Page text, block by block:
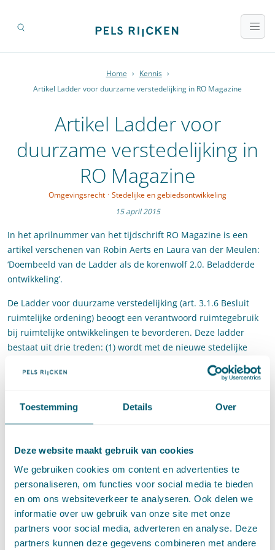
Toestemming Details Over
Deze website maakt gebruik van cookies
We gebruiken cookies om content en advertenties te
personaliseren, om functies voor social media te bieden
en om ons websiteverkeer te analyseren. Ook delen we
informatie over uw gebruik van onze site met onze
partners voor social media, adverteren en analyse. Deze
partners kunnen deze gegevens combineren met andere
Home › Kennis ›
Artikel Ladder voor duurzame verstedelijking in RO Magazine
Artikel Ladder voor
duurzame verstedelijking in
RO Magazine
Omgevingsrecht · Stedelijke en gebiedsontwikkeling
15 april 2015
In het aprilnummer van het tijdschrift RO Magazine is een
artikel verschenen van Robin Aerts en Laura van der Meulen:
‘Doembeeld van de Ladder als de korenwolf 2.0. Beladderde
ontwikkeling’.
De Ladder voor duurzame verstedelijking (art. 3.1.6 Besluit
ruimtelijke ordening) beoogt een verantwoord ruimtegebruik
bij ruimtelijke ontwikkelingen te bevorderen. Deze ladder
bestaat uit drie treden: (1) wordt met de nieuwe stedelijke
ontwikkeling voorzien in een actuele regionale behoefte? (2)
kan de voorziene ontwikkeling worden gerealiseerd in
buiten stedelijk gebied gelegen locatie op verschillende
manieren van vervoer (auto, fiets, ov etc.) ontsloten?
De Ladder is door tegenstanders van ruimtelijke
blokkeren. In dit artikel wordt door Robin en Laura, mede aan
de hand van recente jurisprudentie, ingegaan op de Ladder
voor duurzame verstedelijking, het toepassingsbereik daarvan
en hoe gewenste ontwikkelingen zonder struikelen de toets
van de Ladder kunnen passeren. Op dit punt geven de auteurs